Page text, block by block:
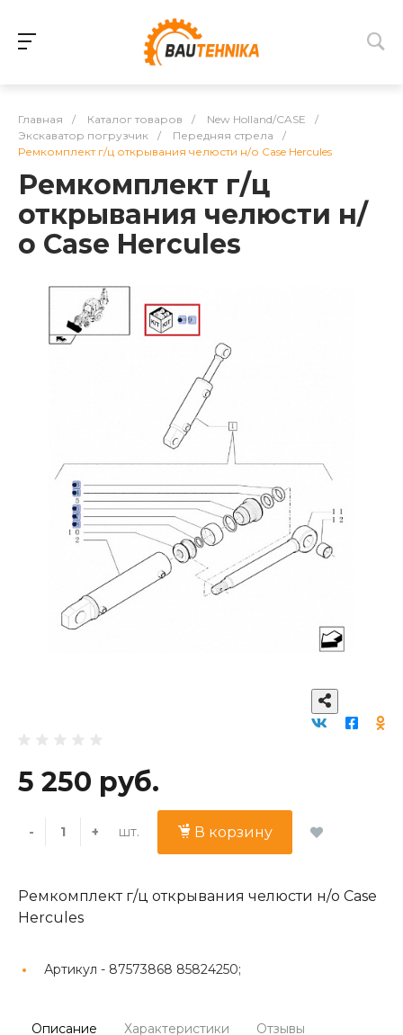
Главная / Каталог товаров / New Holland/CASE
/
Экскаватор погрузчик
/ Передняя стрела
/
Ремкомплект г/ц открывания челюсти н/о Case Hercules
Ремкомплект г/ц
открывания челюсти н/
о Case Hercules
5 250 руб.
- + шт. В корзину
Ремкомплект г/ц открывания челюсти н/о Case
Hercules
Артикул - 87573868 85824250;
Описание Характеристики Отзывы